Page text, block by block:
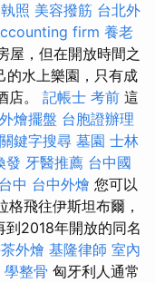
照 美容撥筋 台北外
firm 養老
屋，但在開放時間之
水上樂園，只有成
店。 記帳士 考前 這
外燴擺盤 台胞證辦理
關鍵字搜尋 墓園 士林
發 牙醫推薦 台中國
中 台中外燴 您可以
飛往伊斯坦布爾，
2018年開放的同名
外燴 基隆律師 室內
學整骨 匈牙利人通常